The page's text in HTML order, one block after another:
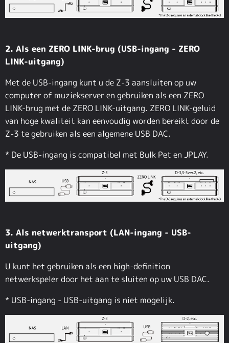
2. Als een ZERO LINK-brug (USB-ingang - ZERO
LINK-uitgang)
Met de USB-ingang kunt u de Z-3 aansluiten op uw
computer of muziekserver en gebruiken als een ZERO
LINK-brug met de ZERO LINK-uitgang. ZERO LINK-geluid
van hoge kwaliteit kan eenvoudig worden bereikt door de
Z-3 te gebruiken als een algemene USB DAC.
* De USB-ingang is compatibel met Bulk Pet en JPLAY.
3. Als netwerktransport (LAN-ingang - USB-
uitgang)
U kunt het gebruiken als een high-definition
netwerkspeler door het aan te sluiten op uw USB DAC.
* USB-ingang - USB-uitgang is niet mogelijk.